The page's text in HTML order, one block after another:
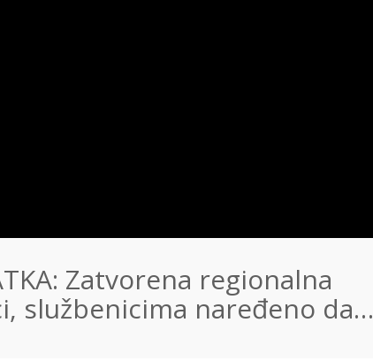
Zatvorena regionalna
službenicima naređeno da…